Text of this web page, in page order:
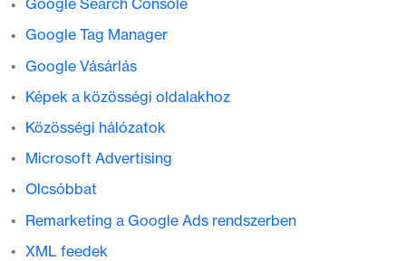
Google Search Console
Google Tag Manager
Google Vásárlás
Képek a közösségi oldalakhoz
Közösségi hálózatok
Microsoft Advertising
Olcsóbbat
Remarketing a Google Ads rendszerben
XML feedek